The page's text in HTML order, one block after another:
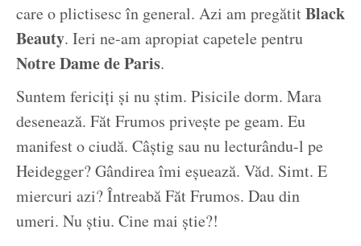
care o plictisesc în general. Azi am pregătitBlack
Beauty. Ieri ne-am apropiat capetele pentru
Notre Dame de Paris.
Suntem fericiți și nu știm. Pisicile dorm. Mara
desenează. Făt Frumos privește pe geam. Eu
manifest o ciudă. Câștig sau nu lecturându-l pe
Heidegger? Gândirea îmi eșuează. Văd. Simt. E
miercuri azi? Întreabă Făt Frumos. Dau din
umeri. Nu știu. Cine mai știe?!